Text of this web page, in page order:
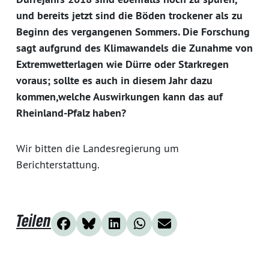
und bereits jetzt sind die Böden trockener als zu
Beginn des vergangenen Sommers. Die Forschung
sagt aufgrund des Klimawandels die Zunahme von
Extremwetterlagen wie Dürre oder Starkregen
voraus; sollte es auch in diesem Jahr dazu
kommen,welche Auswirkungen kann das auf
Rheinland-Pfalz haben?
Wir bitten die Landesregierung um
Berichterstattung.
Teilen